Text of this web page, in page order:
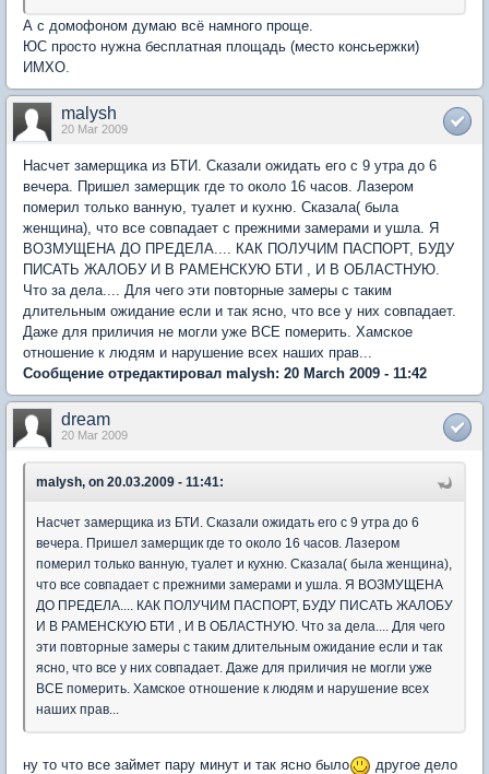
А с домофоном думаю всё намного проще.
ЮС просто нужна бесплатная площадь (место консьержки)
ИМХО.
malysh
20 Mar 2009
Насчет замерщика из БТИ. Сказали ожидать его с 9 утра до 6
вечера. Пришел замерщик где то около 16 часов. Лазером
померил только ванную, туалет и кухню. Сказала( была
женщина), что все совпадает с прежними замерами и ушла. Я
ВОЗМУЩЕНА ДО ПРЕДЕЛА.... КАК ПОЛУЧИМ ПАСПОРТ, БУДУ
ПИСАТЬ ЖАЛОБУ И В РАМЕНСКУЮ БТИ , И В ОБЛАСТНУЮ.
Что за дела.... Для чего эти повторные замеры с таким
длительным ожидание если и так ясно, что все у них совпадает.
Даже для приличия не могли уже ВСЕ померить. Хамское
отношение к людям и нарушение всех наших прав...
Сообщение отредактировал malysh: 20 March 2009 - 11:42
dream
20 Mar 2009
malysh, on 20.03.2009 - 11:41:
Насчет замерщика из БТИ. Сказали ожидать его с 9 утра до 6
вечера. Пришел замерщик где то около 16 часов. Лазером
померил только ванную, туалет и кухню. Сказала( была женщина),
что все совпадает с прежними замерами и ушла. Я ВОЗМУЩЕНА
ДО ПРЕДЕЛА.... КАК ПОЛУЧИМ ПАСПОРТ, БУДУ ПИСАТЬ ЖАЛОБУ
И В РАМЕНСКУЮ БТИ , И В ОБЛАСТНУЮ. Что за дела.... Для чего
эти повторные замеры с таким длительным ожидание если и так
ясно, что все у них совпадает. Даже для приличия не могли уже
ВСЕ померить. Хамское отношение к людям и нарушение всех
наших прав...
ну то что все займет пару минут и так ясно было
другое дело